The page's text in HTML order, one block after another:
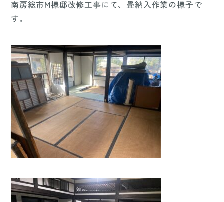
南房総市M様邸改修工事にて、 畳納入作業の様子で
す。